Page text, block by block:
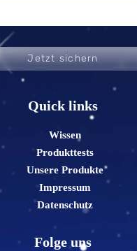
Jetzt sichern
Quick links
Wissen
Produkttests
Unsere Produkte
Impressum
Datenschutz
Folge uns